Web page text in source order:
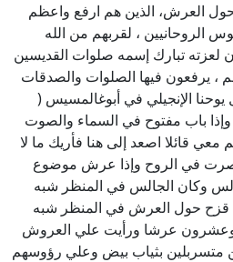
حول العرش، الذين هم ارفع واعظم
، لقربهم من الله
لعزته تبارك إسمه صلوات القديسين
، يرفعون فيها الصلوات والصدقات
يوحنا الإنجيلي في أبوغالمسيس (
باب مفتوح في السماء والصوت
معي قائلا اصعد إلى هنا فأريك ما لا
صرت في الروح وإذا عرش موضوع
وكان الجالس في المنظر شبه
حول العرش في المنظر شبه
وعشرون عرشا ورأيت علي العروش
متسربلين بثياب بيض وعلي رؤوسهم